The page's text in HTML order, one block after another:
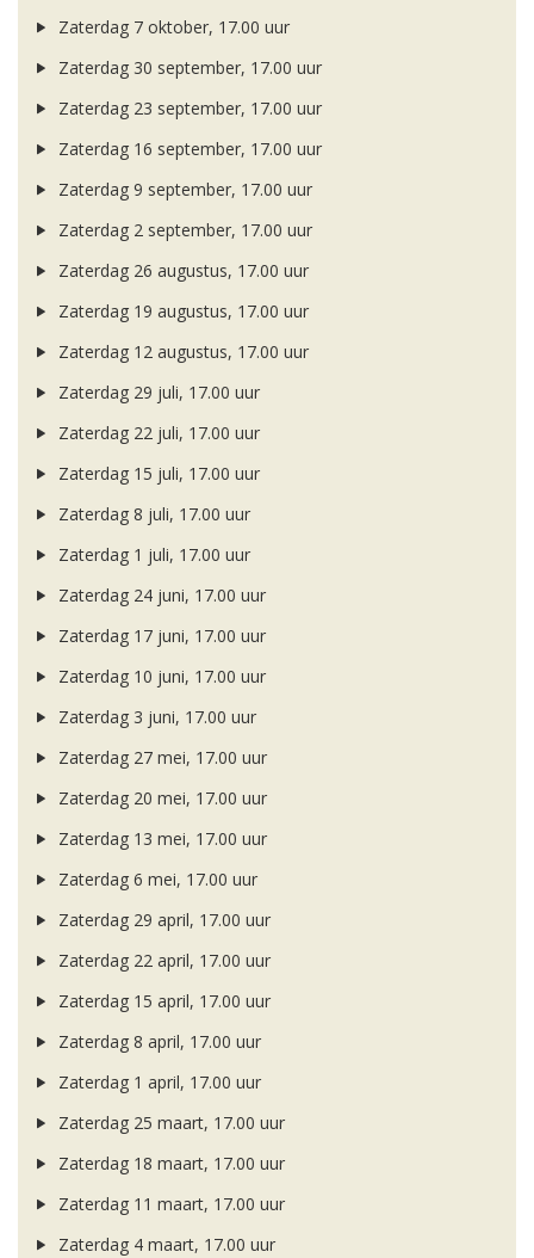
Zaterdag 7 oktober, 17.00 uur
Zaterdag 30 september, 17.00 uur
Zaterdag 23 september, 17.00 uur
Zaterdag 16 september, 17.00 uur
Zaterdag 9 september, 17.00 uur
Zaterdag 2 september, 17.00 uur
Zaterdag 26 augustus, 17.00 uur
Zaterdag 19 augustus, 17.00 uur
Zaterdag 12 augustus, 17.00 uur
Zaterdag 29 juli, 17.00 uur
Zaterdag 22 juli, 17.00 uur
Zaterdag 15 juli, 17.00 uur
Zaterdag 8 juli, 17.00 uur
Zaterdag 1 juli, 17.00 uur
Zaterdag 24 juni, 17.00 uur
Zaterdag 17 juni, 17.00 uur
Zaterdag 10 juni, 17.00 uur
Zaterdag 3 juni, 17.00 uur
Zaterdag 27 mei, 17.00 uur
Zaterdag 20 mei, 17.00 uur
Zaterdag 13 mei, 17.00 uur
Zaterdag 6 mei, 17.00 uur
Zaterdag 29 april, 17.00 uur
Zaterdag 22 april, 17.00 uur
Zaterdag 15 april, 17.00 uur
Zaterdag 8 april, 17.00 uur
Zaterdag 1 april, 17.00 uur
Zaterdag 25 maart, 17.00 uur
Zaterdag 18 maart, 17.00 uur
Zaterdag 11 maart, 17.00 uur
Zaterdag 4 maart, 17.00 uur